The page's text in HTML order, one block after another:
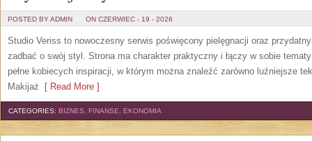
POSTED BY ADMIN ON CZERWIEC - 19 - 2026
Studio Veriss to nowoczesny serwis poświęcony pielęgnacji oraz
zadbać o swój styl. Strona ma charakter praktyczny i łączy w sobie
pełne kobiecych inspiracji, w którym można znaleźć zarówno luźniejsze
Makijaż [ Read More ]
CATEGORIES: BIZNES, FINANSE, EKONOMIA